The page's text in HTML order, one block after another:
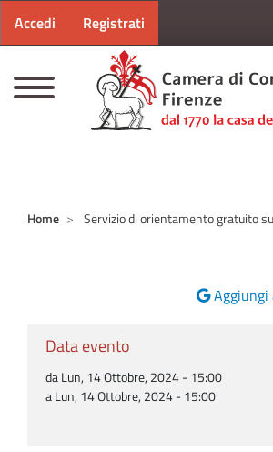
Menu profilo utente
Accedi Registrati
Home Servizio di orientamento gratuito
Aggiungi
Data evento
da Lun, 14 Ottobre, 2024 - 15:00
a Lun, 14 Ottobre, 2024 - 15:00